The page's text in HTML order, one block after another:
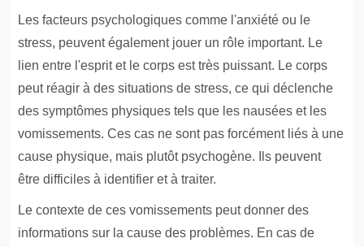
Les facteurs psychologiques comme l'anxiété ou le
stress, peuvent également jouer un rôle important. Le
lien entre l'esprit et le corps est très puissant. Le corps
peut réagir à des situations de stress, ce qui déclenche
des symptômes physiques tels que les nausées et les
vomissements. Ces cas ne sont pas forcément liés à une
cause physique, mais plutôt psychogène. Ils peuvent
être difficiles à identifier et à traiter.
Le contexte de ces vomissements peut donner des
informations sur la cause des problèmes. En cas de